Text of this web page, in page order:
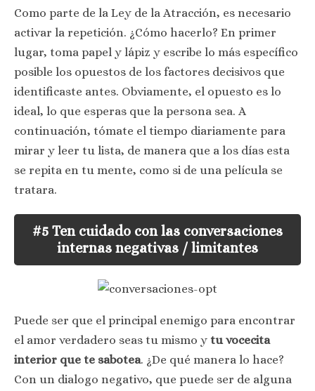
Como parte de la Ley de la Atracción, es necesario
activar la repetición. ¿Cómo hacerlo? En primer
lugar, toma papel y lápiz y escribe lo más específico
posible los opuestos de los factores decisivos que
identificaste antes. Obviamente, el opuesto es lo
ideal, lo que esperas que la persona sea. A
continuación, tómate el tiempo diariamente para
mirar y leer tu lista, de manera que a los días esta
se repita en tu mente, como si de una película se
tratara.
#5 Ten cuidado con las conversaciones
internas negativas / limitantes
Puede ser que el principal enemigo para encontrar
el amor verdadero seas tu mismo y tu vocecita
interior que te sabotea. ¿De qué manera lo hace?
Con un dialogo negativo, que puede ser de alguna